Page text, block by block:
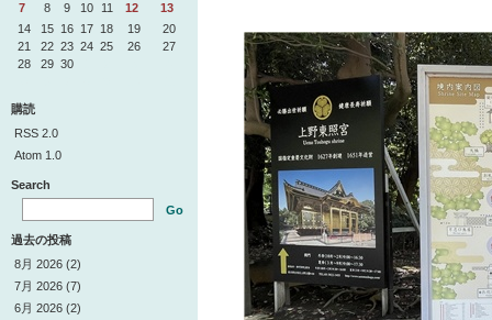
7
8 9 10 11 12
13
14
15 16 17 18 19
20
21
22 23 24 25 26
27
28
29 30
購読
RSS 2.0
Atom 1.0
Search
Go
過去の投稿
8月 2026 (2)
7月 2026 (7)
6月 2026 (2)